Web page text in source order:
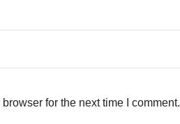
for the next time I comment.